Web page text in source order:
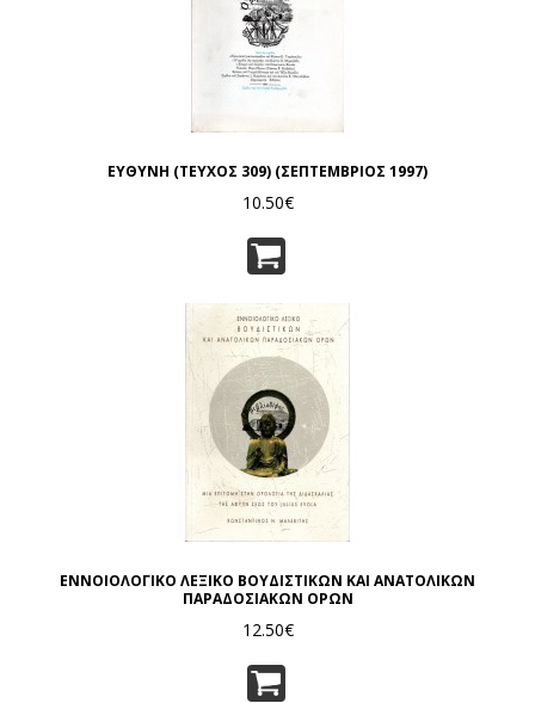
ΕΥΘΥΝΗ (ΤΕΥΧΟΣ 309) (ΣΕΠΤΕΜΒΡΙΟΣ 1997)
10.50€
ΕΝΝΟΙΟΛΟΓΙΚΟ ΛΕΞΙΚΟ ΒΟΥΔΙΣΤΙΚΩΝ ΚΑΙ ΑΝΑΤΟΛΙΚΩΝ
ΠΑΡΑΔΟΣΙΑΚΩΝ ΟΡΩΝ
12.50€